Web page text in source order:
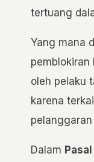
tertuang
Yang mana
pemblokiran
oleh pelaku
karena
Dalam